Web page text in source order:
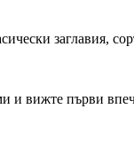
заглавия,
и вижте първи